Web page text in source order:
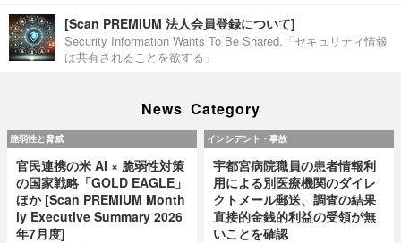
[Scan PREMIUM 法人会員登録について]
Security Information Wants To Be Shared.「セキュリティ情報
は共有されることを欲する」
News Category
脆弱性と脅威
官民連携の米 AI × 脆弱性対策
の国家戦略「GOLD EAGLE」
ほか [Scan PREMIUM Month
ly Executive Summary 2026
年7月度]
インシデント・事故
宇都宮病院職員の患者情報利
用による別医療機関のダイレ
クトメール郵送、調査の結果
直接的金銭的利益の受領が無
いことを確認